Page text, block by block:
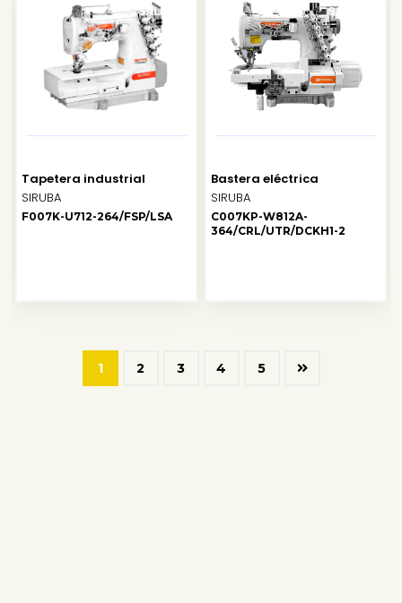
SALE
Tapetera industrial
SIRUBA
F007K-U712-264/FSP/LSA
SALE
Bastera eléctrica
SIRUBA
C007KP-W812A-
364/CRL/UTR/DCKH1-2
1 2 3 4 5